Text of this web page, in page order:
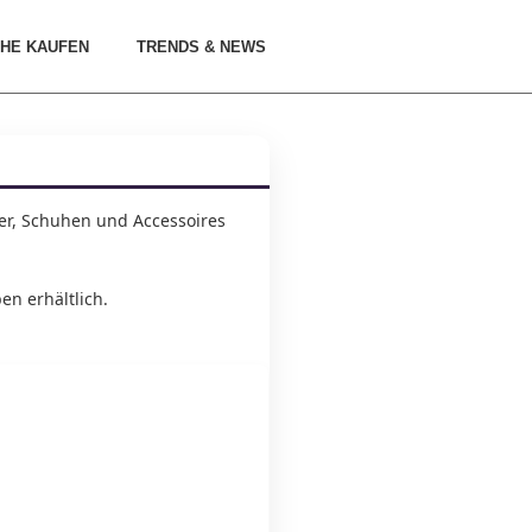
KAUFEN TRENDS & NEWS
Schuhen und Accessoires
erhältlich.